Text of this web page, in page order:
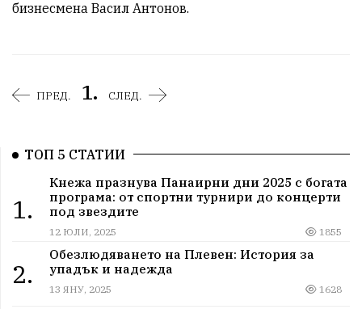
бизнесмена Васил Антонов.
ПРЕД. 1. СЛЕД.
ТОП 5 СТАТИИ
1.
Кнежа празнува Панаирни дни 2025 с богата
програма: от спортни турнири до концерти
под звездите
12 ЮЛИ, 2025 1855
2.
Обезлюдяването на Плевен: История за
упадък и надежда
13 ЯНУ, 2025 1628